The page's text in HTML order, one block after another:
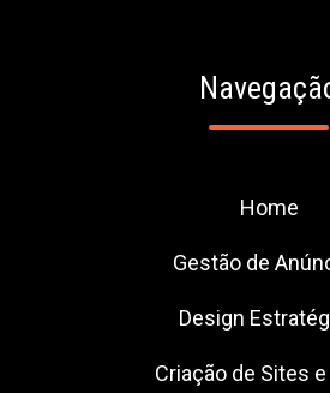
Home
Gestão de
Design
Criação de Sites